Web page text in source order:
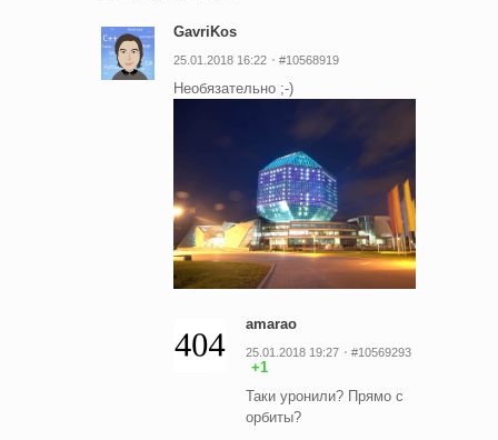
GavriKos
25.01.2018 16:22 #10568919
Необязательно ;-)
amarao
25.01.2018 19:27 #10569293
+1
Таки уронили? Прямо с
орбиты?